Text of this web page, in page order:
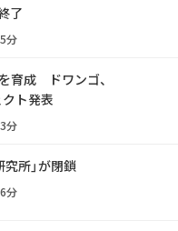
了
分
育成 ドワンゴ、
クト発表
分
究所」が閉鎖
分